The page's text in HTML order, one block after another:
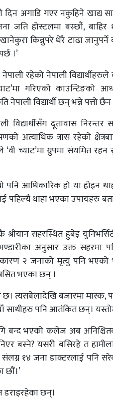
अगाडि गएर नकुहिने खाद्य
जति होस्टलमा बस्छौं,
किन्नुपरे धेरै टाढा
।’
रहेको नेपाली
गरिएको काउन्टिङको
विद्यार्थी छन् भन्ने पत्तो छैन
दूतावास निरन्तर
अत्याधिक त्रास रहेको
‘वी च्याट’मा ग्रुपमा संयमित
आधिकारिक हो या होइन
पहिल्यै थाहा भएका उपायहरु
श्रीयान सहरस्थित हुबेइ
अनुसार उक्त
२ जनाको मृत्यु पनि
भएका छन् ।
त्यसबेलादेखि बजारमा मास्क,
साथीहरु पनि आतंकित छन्।
बन्द भएको कलेज अब
बस्ने? यसरी बसिरहे त
१४ जना डाक्टरलाई पनि
छौं।’
छन्।